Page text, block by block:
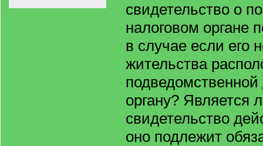
свидетельство о
налоговом органе
в случае если его
жительства
подведомственной
органу? Является
свидетельство
оно подлежит